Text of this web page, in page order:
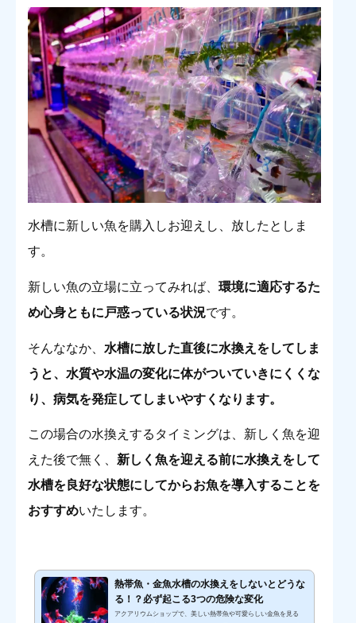
水槽に新しい魚を購入しお迎えし、放したとしま
す。
新しい魚の立場に立ってみれば、 環境に適応するた
め心身ともに戸惑っている状況です。
そんななか、 水槽に放した直後に水換えをしてしま
うと、水質や水温の変化に体がついていきにくくな
り、病気を発症してしまいやすくなります。
この場合の水換えするタイミングは、新しく魚を迎
えた後で無く、 新しく魚を迎える前に水換えをして
水槽を良好な状態にしてからお魚を導入することを
おすすめいたします。
熱帯魚・金魚水槽の水換えをしないとどうな
る！？必ず起こる3つの危険な変化
アクアリウムショップで、美しい熱帯魚や可愛らしい金魚を見る